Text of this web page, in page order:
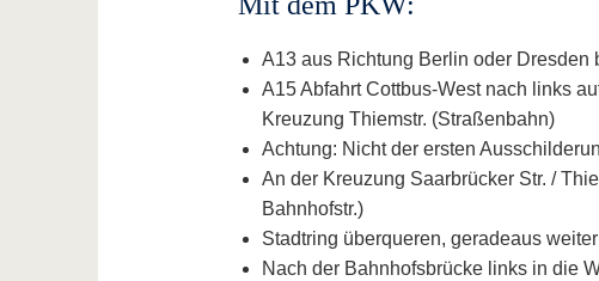
A13 aus Richtung Berlin oder
A15 Abfahrt Cottbus-West nach links
Kreuzung Thiemstr. (Straßenbahn)
Achtung: Nicht der ersten
An der Kreuzung Saarbrücker Str. /
Bahnhofstr.)
Stadtring überqueren, geradeaus
Nach der Bahnhofsbrücke links in die